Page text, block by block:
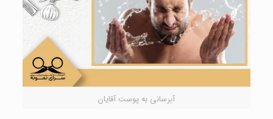
آبرسانی به پوست آقایان